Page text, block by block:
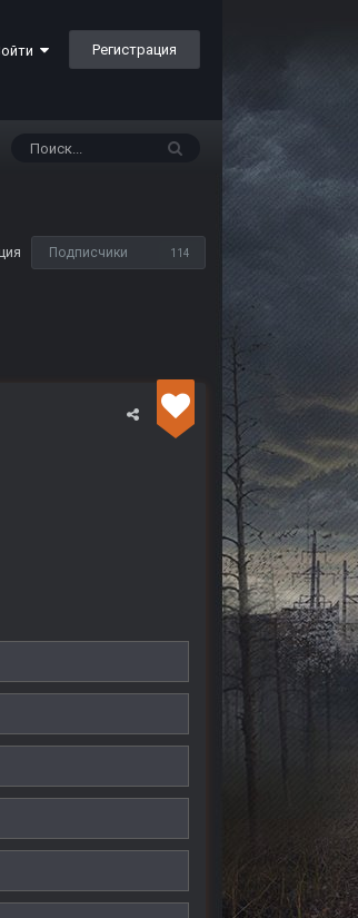
Регистрация
Подписчики 114